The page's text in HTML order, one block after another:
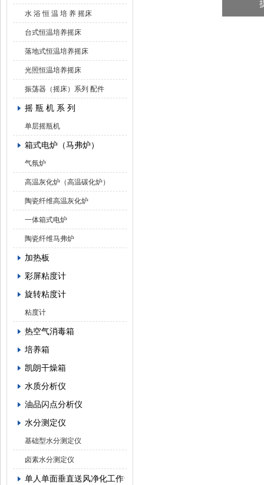
水 浴 恒 温 培 养 摇床
台式恒温培养摇床
落地式恒温培养摇床
光照恒温培养摇床
振荡器（摇床）系列 配件
摇 瓶 机 系 列
单层摇瓶机
箱式电炉（马弗炉）
气氛炉
高温灰化炉（高温碳化炉）
陶瓷纤维高温灰化炉
一体箱式电炉
陶瓷纤维马弗炉
加热板
彩屏粘度计
旋转粘度计
粘度计
热空气消毒箱
培养箱
凯朗干燥箱
水质分析仪
油品闪点分析仪
水分测定仪
基础型水分测定仪
卤素水分测定仪
单人单面垂直送风净化工作台